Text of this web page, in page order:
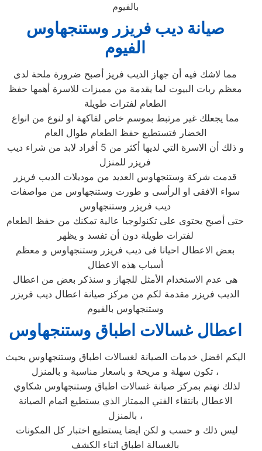
بالفيوم
صيانة ديب فريزر وستنجهاوس
الفيوم
مما لاشك فيه أن جهاز الديب فريز أصبح ضرورة ملحة لدى
معظم ربات البيوت لما يقدمة من مميزات للاسرة أهمها حفظ
الطعام لفترات طويلة
مما يجعلك غير مرتبط بموسم خاص لفاكهة او لنوع من انواع
الخضار فتستطيع حفظ الطعام طوال العام
و ذلك أن الاسرة التي لديها أكثر من 5 أفراد لابد من شراء ديب
فريزر للمنزل
قدمت شركة وستنجهاوس العديد من موديلات الديب فريزر
سواء الافقى او الرأسى و طورت وستنجهاوس من مواصفات
ديب فريزر وستنجهاوس
حتى أصبح يحتوى على تكنولوجيا عالية تمكنك من حفظ الطعام
لفترات طويلة دون أن تفسد و يظهر
بعض الاعطال احيانا فى ديب فريزر وستنجهاوس و معظم
أسباب هذه الاعطال
هى عدم الاستخدام الأمثل للجهاز و سنذكر بعض من اعطال
الديب فريزر مقدمة لكم من مركز صيانة اعطال ديب فريزر
وستنجهاوس بالفيوم
اعطال غسالات اطباق وستنجهاوس
اليكم افضل خدمات الصيانة لغسالات اطباق وستنجهاوس بحيث
تكون سهلة و مريحة و باسعار مناسبة و بالمنزل ،
الاعطال بانتقاء الفني الممتاز الذي يستطيع اتمام الصيانة
بالمنزل ،
بالغسالة اطباق اثناء الكشف